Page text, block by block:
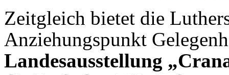
Zeitgleich bietet die
Anziehungspunkt
Landesausstellung